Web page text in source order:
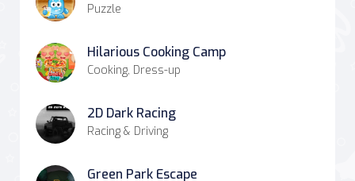
Puzzle
Hilarious Cooking Camp
Cooking, Dress-up
2D Dark Racing
Racing & Driving
Green Park Escape